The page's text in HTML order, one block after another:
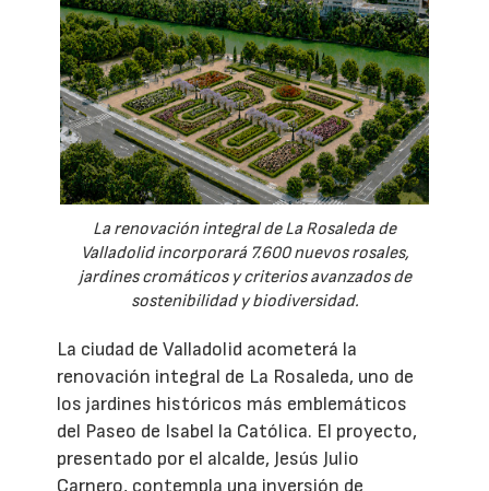
La renovación integral de La Rosaleda de
Valladolid incorporará 7.600 nuevos rosales,
jardines cromáticos y criterios avanzados de
sostenibilidad y biodiversidad.
La ciudad de Valladolid acometerá la
renovación integral de La Rosaleda, uno de
los jardines históricos más emblemáticos
del Paseo de Isabel la Católica. El proyecto,
presentado por el alcalde, Jesús Julio
Carnero, contempla una inversión de